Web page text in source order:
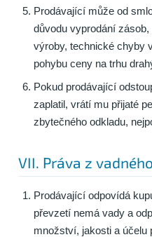
Prodávající může od
důvodu vyprodání
výroby, technické chyby
pohybu ceny na trhu
Pokud prodávající
zaplatil, vrátí mu přijaté
zbytečného odkladu,
VII. Práva z
Prodávající odpovídá
převzetí nemá vady a
množství, jakosti a účelu